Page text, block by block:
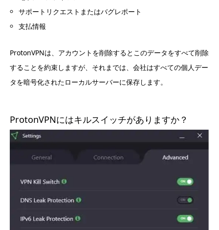
サポートリクエストまたはバグレポート
支払情報
ProtonVPNは、アカウントを削除するとこのデータをすべて削除
することを約束しますが、それまでは、会社はすべての個人デー
タを暗号化されたローカルサーバーに保存します。
ProtonVPNにはキルスイッチがありますか？